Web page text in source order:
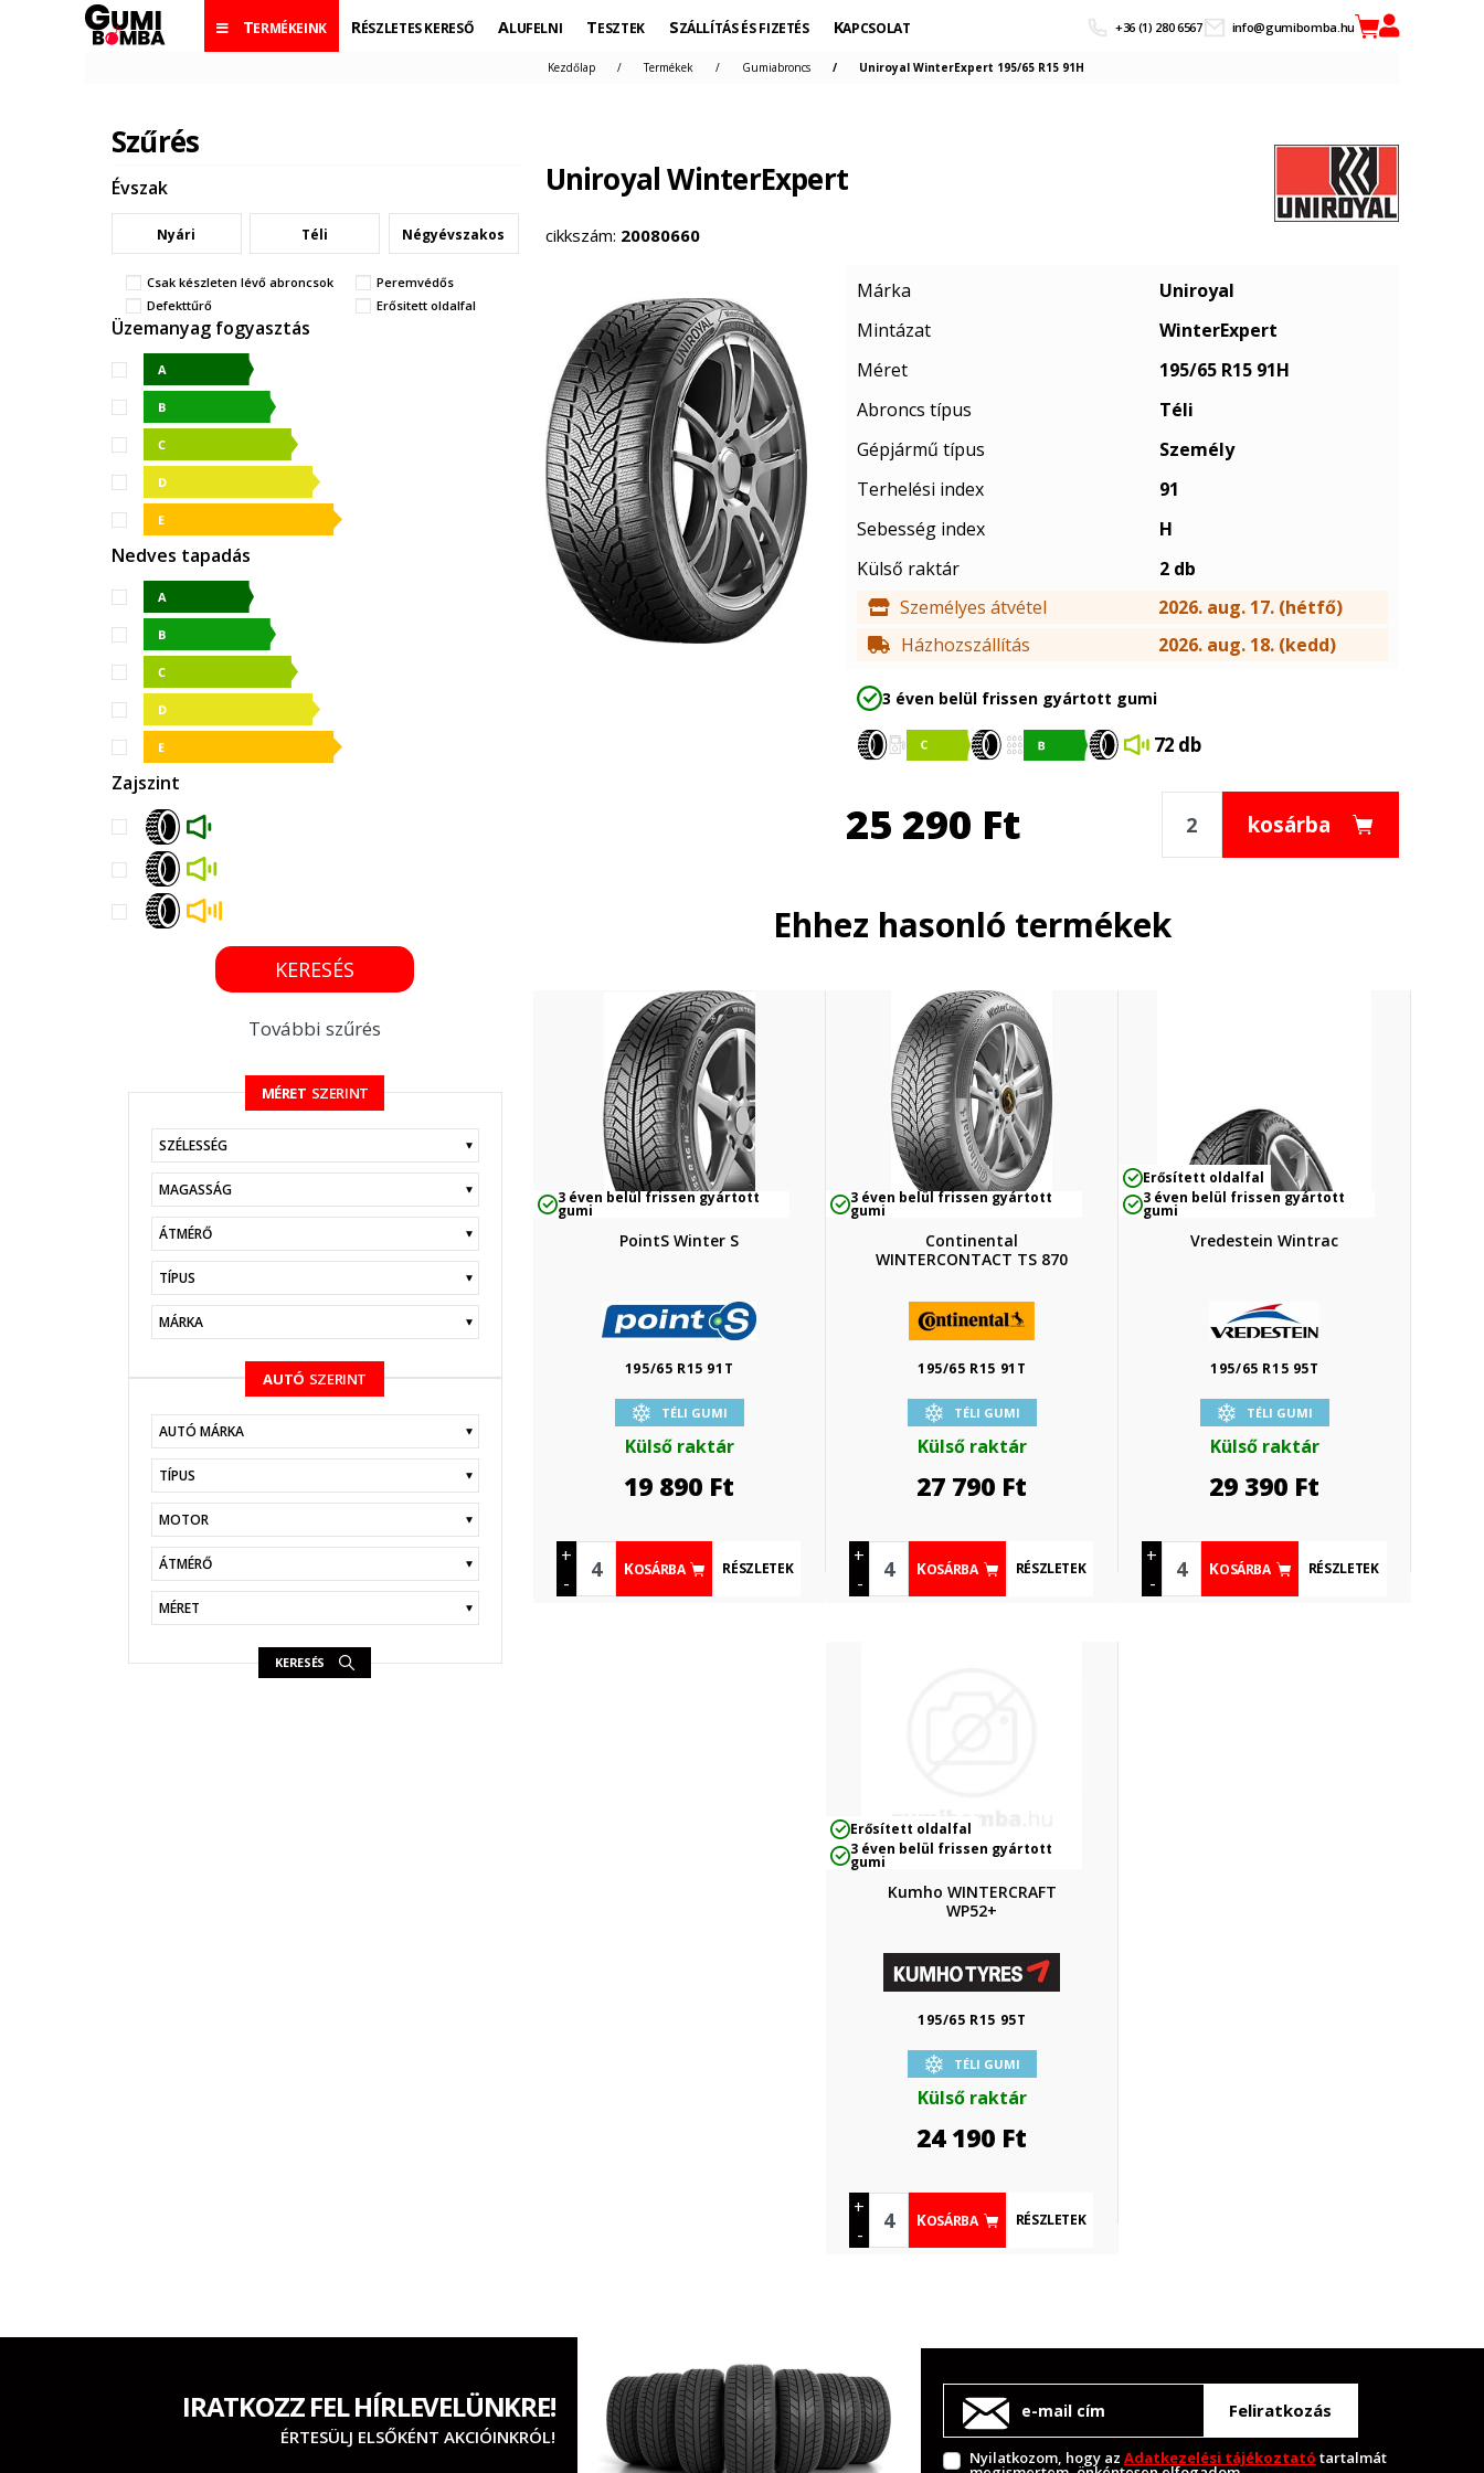
TERMÉKEINK RÉSZLETES KERESŐ ALUFELNI TESZTEK SZÁLLÍTÁS ÉS FIZETÉS KAPCSOLAT +36 (1) 280 6567 info@gumibomba.hu
Szűrés
Évszak
Nyári Téli Négyévszakos
Csak készleten lévő abroncsok
Peremvédős
Defekttűrő
Erősitett oldalfal
Üzemanyag fogyasztás
Nedves tapadás
Zajszint
KERESÉS
További szűrés
MÉRET SZERINT
KERESÉS
AUTÓ SZERINT
KERESÉS
Kezdőlap Termékek Gumiabroncs Uniroyal WinterExpert 195/65 R15 91H
Uniroyal WinterExpert
cikkszám: 20080660
Márka
Uniroyal
Mintázat
WinterExpert
Méret
195/65 R15 91H
Abroncs típus
Téli
Gépjármű típus
Személy
Terhelési index
91
Sebesség index
H
Külső raktár
2 db
Személyes átvétel
2026. aug. 17. (hétfő)
Házhozszállítás
2026. aug. 18. (kedd)
3 éven belül frissen gyártott gumi
72 db
25 290 Ft kosárba
Ehhez hasonló termékek
3 éven belül frissen gyártott
gumi
PointS Winter S
195/65 R15 91T
TÉLI GUMI
Külső raktár
19 890 Ft
+
-
KOSÁRBA RÉSZLETEK
3 éven belül frissen gyártott
gumi
Continental
WINTERCONTACT TS 870
195/65 R15 91T
TÉLI GUMI
Külső raktár
27 790 Ft
+
-
KOSÁRBA RÉSZLETEK
Erősített oldalfal
3 éven belül frissen gyártott
gumi
Vredestein Wintrac
195/65 R15 95T
TÉLI GUMI
Külső raktár
29 390 Ft
+
-
KOSÁRBA RÉSZLETEK
Erősített oldalfal
3 éven belül frissen gyártott
gumi
Kumho WINTERCRAFT
WP52+
195/65 R15 95T
TÉLI GUMI
Külső raktár
24 190 Ft
+
-
KOSÁRBA RÉSZLETEK
IRATKOZZ FEL HÍRLEVELÜNKRE!
ÉRTESÜLJ ELSŐKÉNT AKCIÓINKRÓL!
Feliratkozás
Nyilatkozom, hogy az Adatkezelési tájékoztató tartalmát